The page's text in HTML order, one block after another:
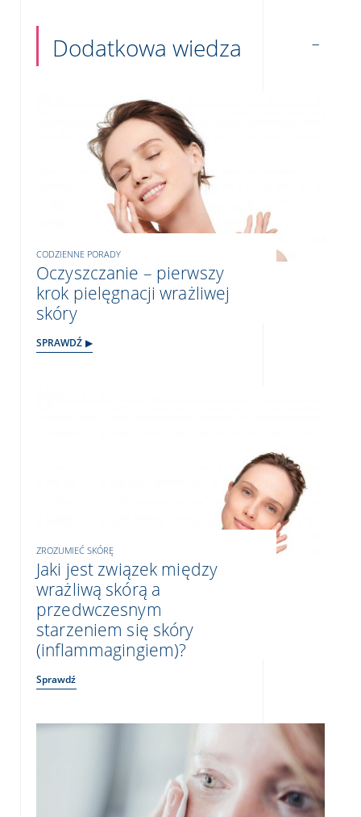
Dodatkowa wiedza
CODZIENNE PORADY
Oczyszczanie – pierwszy
krok pielęgnacji wrażliwej
skóry
SPRAWDŹ ▶
ZROZUMIEĆ SKÓRĘ
Jaki jest związek między
wrażliwą skórą a
przedwczesnym
starzeniem się skóry
(inflammagingiem)?
Sprawdź